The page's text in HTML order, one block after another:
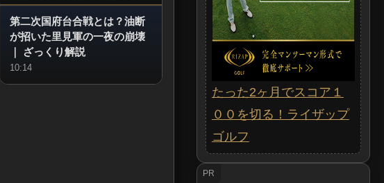
第二次国府台合戦とは？油断
が招いた里見軍の一夜の崩壊
｜
ざっくり解説
10:14
たった2ヶ月でスコア１
００を切る！ライザップ
ゴルフ
PR